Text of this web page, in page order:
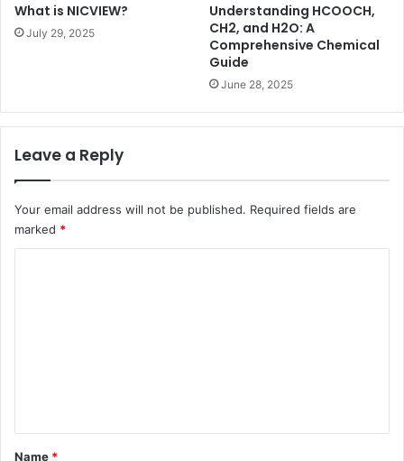
What is NICVIEW?
July 29, 2025
Understanding HCOOCH,
CH2, and H2O: A
Comprehensive Chemical
Guide
June 28, 2025
Leave a Reply
Your email address will not be published. Required fields are
marked *
*
Name *